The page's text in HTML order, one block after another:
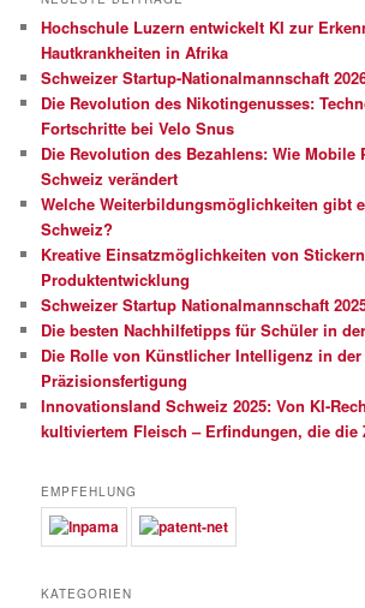
Hochschule Luzern entwickelt KI zur
Hautkrankheiten in Afrika
Schweizer Startup-Nationalmannschaft
Die Revolution des Nikotingenusses:
Fortschritte bei Velo Snus
Die Revolution des Bezahlens: Wie Mobile
Schweiz verändert
Welche Weiterbildungsmöglichkeiten gibt
Schweiz?
Kreative Einsatzmöglichkeiten von
Produktentwicklung
Schweizer Startup Nationalmannschaft
Die besten Nachhilfetipps für Schüler in
Die Rolle von Künstlicher Intelligenz in der
Präzisionsfertigung
Innovationsland Schweiz 2025: Von KI-
kultiviertem Fleisch – Erfindungen, die die
EMPFEHLUNG
KATEGORIEN